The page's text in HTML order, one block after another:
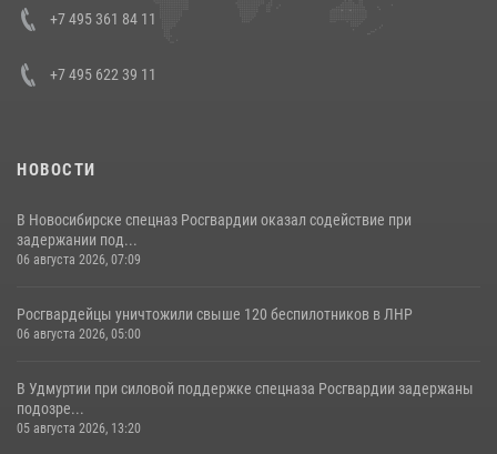
+7 495 361 84 11
+7 495 622 39 11
НОВОСТИ
В Новосибирске спецназ Росгвардии оказал содействие при
задержании под...
06 августа 2026, 07:09
Росгвардейцы уничтожили свыше 120 беспилотников в ЛНР
06 августа 2026, 05:00
В Удмуртии при силовой поддержке спецназа Росгвардии задержаны
подозре...
05 августа 2026, 13:20